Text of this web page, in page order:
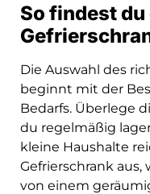
So findest
Die Auswahl des
beginnt mit der
Bedarfs. Überlege
du regelmäßig
kleine Haushalte
Gefrierschrank
von einem